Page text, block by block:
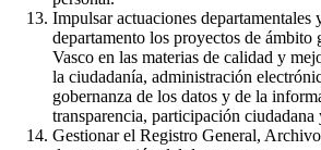
Impulsar actuaciones departamentales
departamento los proyectos de ámbito
Vasco en las materias de calidad y
la ciudadanía, administración
gobernanza de los datos y de la
transparencia, participación
Gestionar el Registro General,